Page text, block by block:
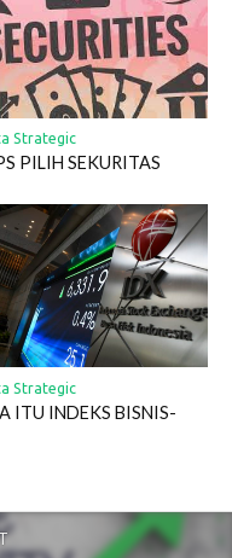
Strategic
PILIH SEKURITAS
Strategic
ITU INDEKS BISNIS-